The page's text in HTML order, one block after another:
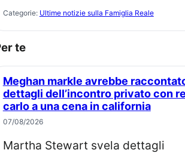
Categorie: Ultime notizie sulla Famiglia Reale
Per te
Meghan markle avrebbe raccontato
dettagli dell’incontro privato con re
carlo a una cena in california
07/08/2026
Martha Stewart svela dettagli